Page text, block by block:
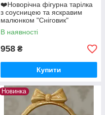
❤️Новорічна фігурна тарілка
з соусницею та яскравим
малюнком "Сніговик"
28.5х21х2.5 см
В наявності
958 ₴
Купити
Новинка